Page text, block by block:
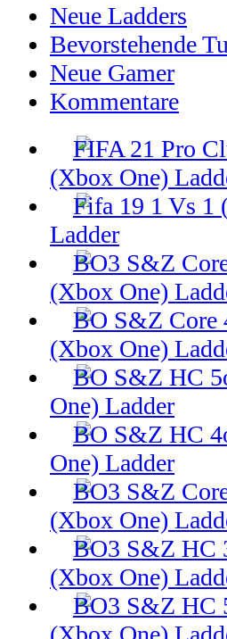
Neue Ladders
Bevorstehende
Neue Gamer
Kommentare
(Xbox One)
Ladder
(Xbox One)
(Xbox One)
One) Ladder
One) Ladder
(Xbox One)
(Xbox One)